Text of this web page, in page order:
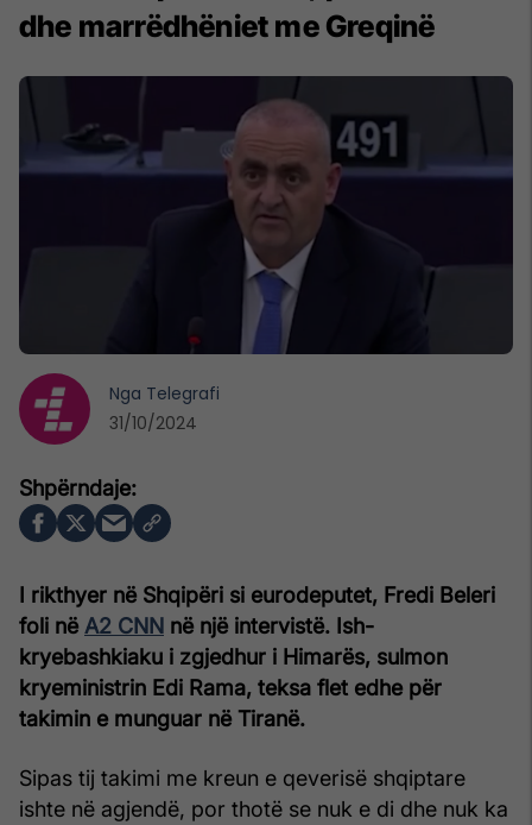
dhe marrëdhëniet me Greqinë
I rikthyer në Shqipëri si eurodeputet, Fredi Beleri
foli në A2 CNN në një intervistë. Ish-
kryebashkiaku i zgjedhur i Himarës, sulmon
kryeministrin Edi Rama, teksa flet edhe për
takimin e munguar në Tiranë.
Sipas tij takimi me kreun e qeverisë shqiptare
ishte në agjendë, por thotë se nuk e di dhe nuk ka
Nga Telegrafi
31/10/2024